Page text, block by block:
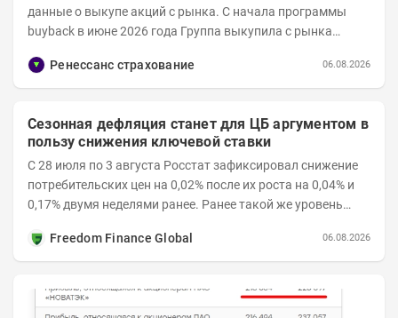
данные о выкупе акций с рынка. C начала программы
buyback в июне 2026 года Группа выкупила с рынка
Ренессанс страхование
06.08.2026
Сезонная дефляция станет для ЦБ аргументом в
пользу снижения ключевой ставки
С 28 июля по 3 августа Росстат зафиксировал снижение
потребительских цен на 0,02% после их роста на 0,04% и
0,17% двумя неделями ранее. Ранее такой же уровень
Freedom Finance Global
06.08.2026